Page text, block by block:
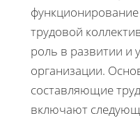
трудовой
роль в развитии и
организации.
составляющие
включают